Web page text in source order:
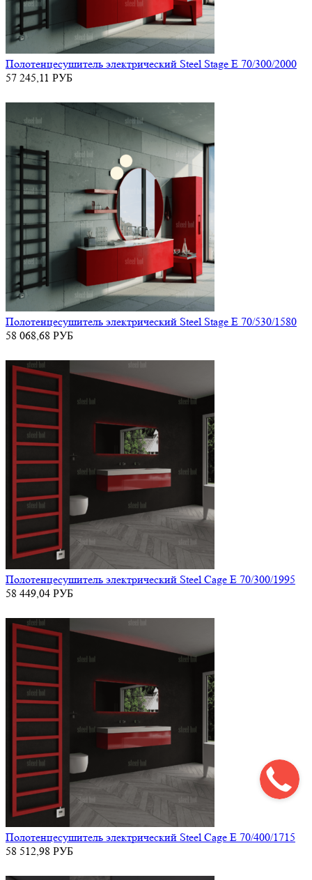
Полотенцесушитель электрический Steel Stage E 70/300/2000
57 245,11 РУБ
Полотенцесушитель электрический Steel Stage E 70/530/1580
58 068,68 РУБ
Полотенцесушитель электрический Steel Cage E 70/300/1995
58 449,04 РУБ
Полотенцесушитель электрический Steel Cage E 70/400/1715
58 512,98 РУБ